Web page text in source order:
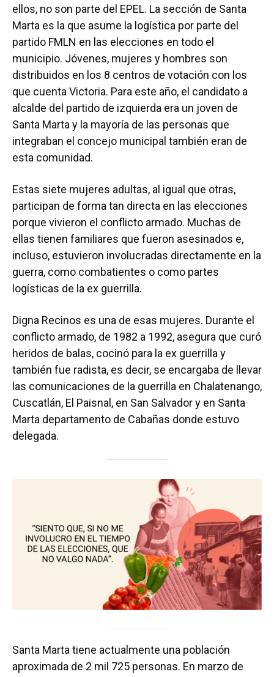
ellos, no son parte del EPEL. La sección de Santa
Marta es la que asume la logística por parte del
partido FMLN en las elecciones en todo el
municipio. Jóvenes, mujeres y hombres son
distribuidos en los 8 centros de votación con los
que cuenta Victoria. Para este año, el candidato a
alcalde del partido de izquierda era un joven de
Santa Marta y la mayoría de las personas que
integraban el concejo municipal también eran de
esta comunidad.
Estas siete mujeres adultas, al igual que otras,
participan de forma tan directa en las elecciones
porque vivieron el conflicto armado. Muchas de
ellas tienen familiares que fueron asesinados e,
incluso, estuvieron involucradas directamente en la
guerra, como combatientes o como partes
logísticas de la ex guerrilla.
Digna Recinos es una de esas mujeres. Durante el
conflicto armado, de 1982 a 1992, asegura que curó
heridos de balas, cocinó para la ex guerrilla y
también fue radista, es decir, se encargaba de llevar
las comunicaciones de la guerrilla en Chalatenango,
Cuscatlán, El Paisnal, en San Salvador y en Santa
Marta departamento de Cabañas donde estuvo
delegada.
Santa Marta tiene actualmente una población
aproximada de 2 mil 725 personas. En marzo de